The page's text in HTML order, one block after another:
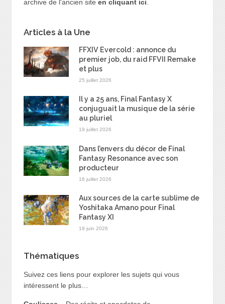
archive de l'ancien site en cliquant ici.
Articles à la Une
FFXIV Evercold : annonce du
premier job, du raid FFVII Remake
et plus
25 juillet 2026
Il y a 25 ans, Final Fantasy X
conjuguait la musique de la série
au pluriel
19 juillet 2026
Dans l’envers du décor de Final
Fantasy Resonance avec son
producteur
16 juillet 2026
Aux sources de la carte sublime de
Yoshitaka Amano pour Final
Fantasy XI
19 juin 2026
Thématiques
Suivez ces liens pour explorer les sujets qui vous
intéressent le plus…